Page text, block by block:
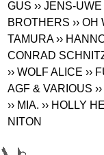
GUS ›› JENS-
BROTHERS ››
TAMURA ››
CONRAD
›› WOLF ALICE ››
AGF & VARIOUS
›› MIA. ›› HOLLY
NITON